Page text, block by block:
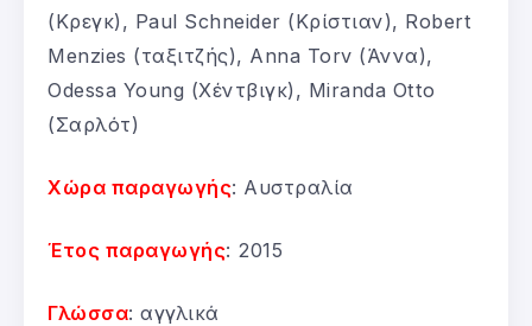
(Κρεγκ), Paul Schneider (Κρίστιαν), Robert
Menzies (ταξιτζής), Anna Torv (Άννα),
Odessa Young (Χέντβιγκ), Miranda Otto
(Σαρλότ)
Χώρα παραγωγής: Αυστραλία
Έτος παραγωγής: 2015
Γλώσσα: αγγλικά